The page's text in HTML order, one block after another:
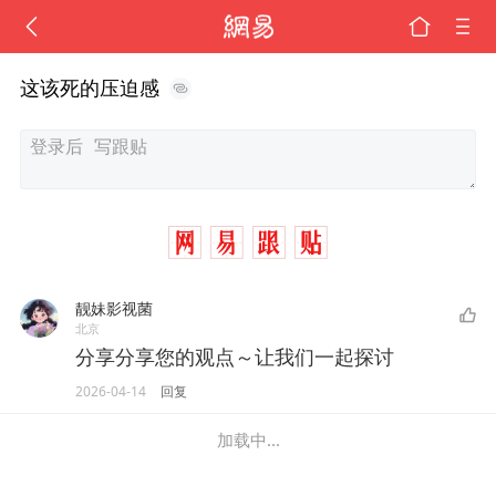
这该死的压迫感
靓妹影视菌
北京
分享分享您的观点～让我们一起探讨
2026-04-14 回复
加载中...